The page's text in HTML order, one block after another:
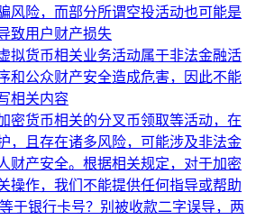
风险，而部分所谓空投活动也可能是
致用户财产损失
拟货币相关业务活动属于非法金融活
和公众财产安全造成危害，因此不能
相关内容
密货币相关的分叉币领取等活动，在
，且存在诸多风险，可能涉及非法金
财产安全。根据相关规定，对于加密
操作，我们不能提供任何指导或帮助
于银行卡号？别被收款二字误导，两